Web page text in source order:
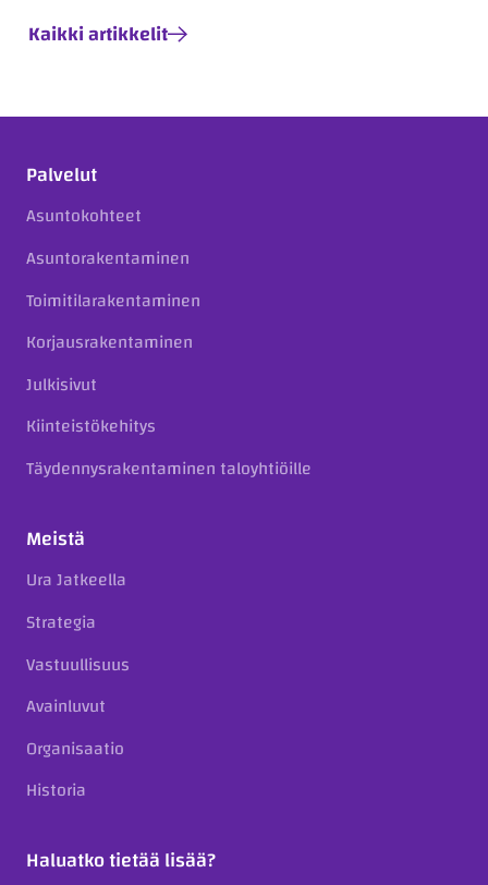
Kaikki artikkelit
Palvelut
Asuntokohteet
Asuntorakentaminen
Toimitilarakentaminen
Korjausrakentaminen
Julkisivut
Kiinteistökehitys
Täydennysrakentaminen taloyhtiöille
Meistä
Ura Jatkeella
Strategia
Vastuullisuus
Avainluvut
Organisaatio
Historia
Haluatko tietää lisää?